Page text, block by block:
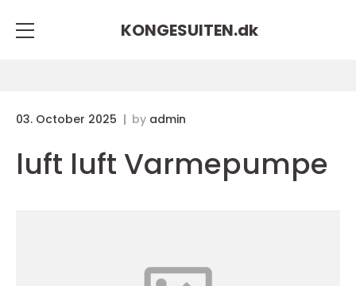
KONGESUITEN.dk
03. October 2025 by admin
luft luft Varmepumpe